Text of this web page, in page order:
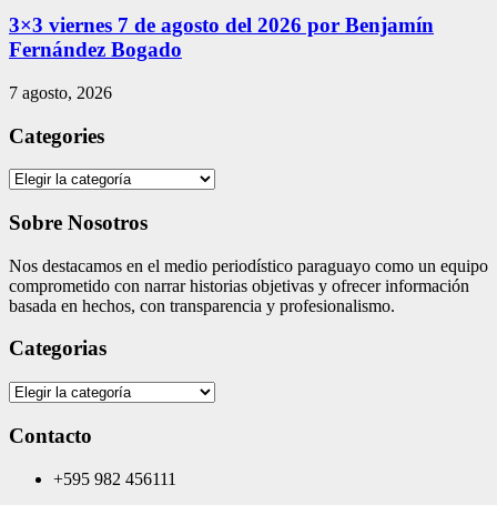
3×3 viernes 7 de agosto del 2026 por Benjamín
Fernández Bogado
7 agosto, 2026
Categories
Categories
Sobre Nosotros
Nos destacamos en el medio periodístico paraguayo como un equipo
comprometido con narrar historias objetivas y ofrecer información
basada en hechos, con transparencia y profesionalismo.
Categorias
Categorias
Contacto
+595 982 456111